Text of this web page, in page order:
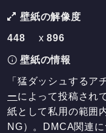
壁紙の解像度
448 x896
壁紙の情報
「猛ダッシュするア
ーによって投稿され
紙として私用の範囲
NG）。DMCA関連